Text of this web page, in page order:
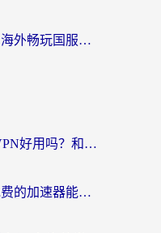
国外可以打幻想江湖吗？海外畅玩国服游戏的终极指南
海外党必看：快帆TV版VPN好用吗？和Easyback VPN对比哪个回国效果更好？附2026真实测评
人在海外，到底有什么免费的加速器能让我安心追剧打游戏？